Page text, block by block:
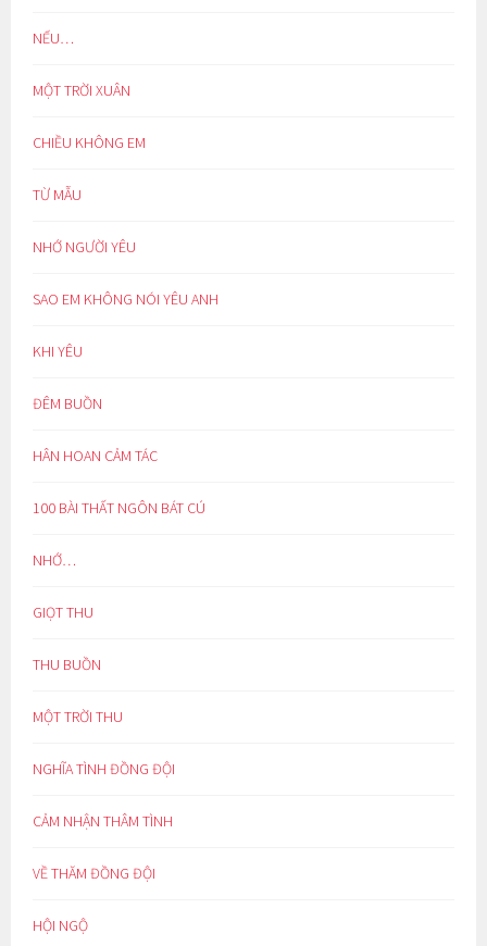
NẾU…
MỘT TRỜI XUÂN
CHIỀU KHÔNG EM
TỪ MẪU
NHỚ NGƯỜI YÊU
SAO EM KHÔNG NÓI YÊU ANH
KHI YÊU
ĐÊM BUỒN
HÂN HOAN CẢM TÁC
100 BÀI THẤT NGÔN BÁT CÚ
NHỚ…
GIỌT THU
THU BUỒN
MỘT TRỜI THU
NGHĨA TÌNH ĐỒNG ĐỘI
CẢM NHẬN THÂM TÌNH
VỀ THĂM ĐỒNG ĐỘI
HỘI NGỘ